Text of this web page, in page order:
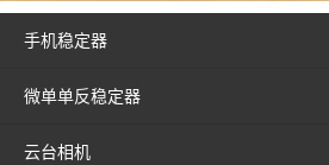
手机稳定器
微单单反稳定器
云台相机